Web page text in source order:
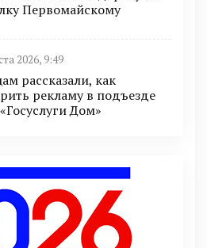
Первомайскому
2026, 9:49
рассказали, как
рекламу в подъезде
Дом»